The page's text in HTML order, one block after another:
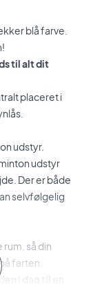
blå farve.
til alt dit
placeret i
udstyr.
udstyr
Der er både
selvfølgelig
så din
farten.
i dag til en